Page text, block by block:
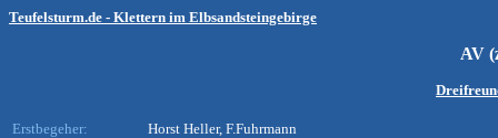
Teufelsturm.de - Klettern im Elbsandsteingebirge
AV
Erstbegeher:
Horst Heller, F.Fuhrmann